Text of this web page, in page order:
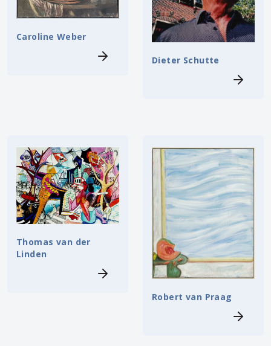
Caroline Weber
Dieter Schutte
Thomas van der
Linden
Robert van Praag